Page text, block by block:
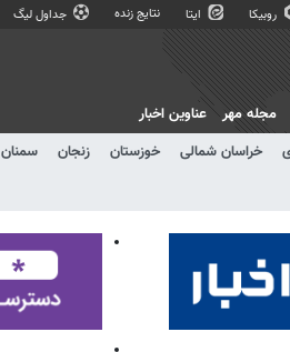
روبیکا ایتا نتایج زنده جداول لیگ
خراسان شمالی خوزستان زنجان سمنان
مجله مهر عناوین اخبار